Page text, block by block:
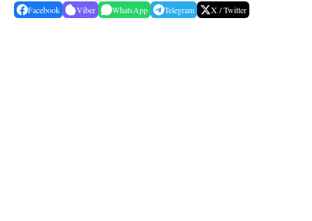
Facebook Viber WhatsApp Telegram X / Twitter